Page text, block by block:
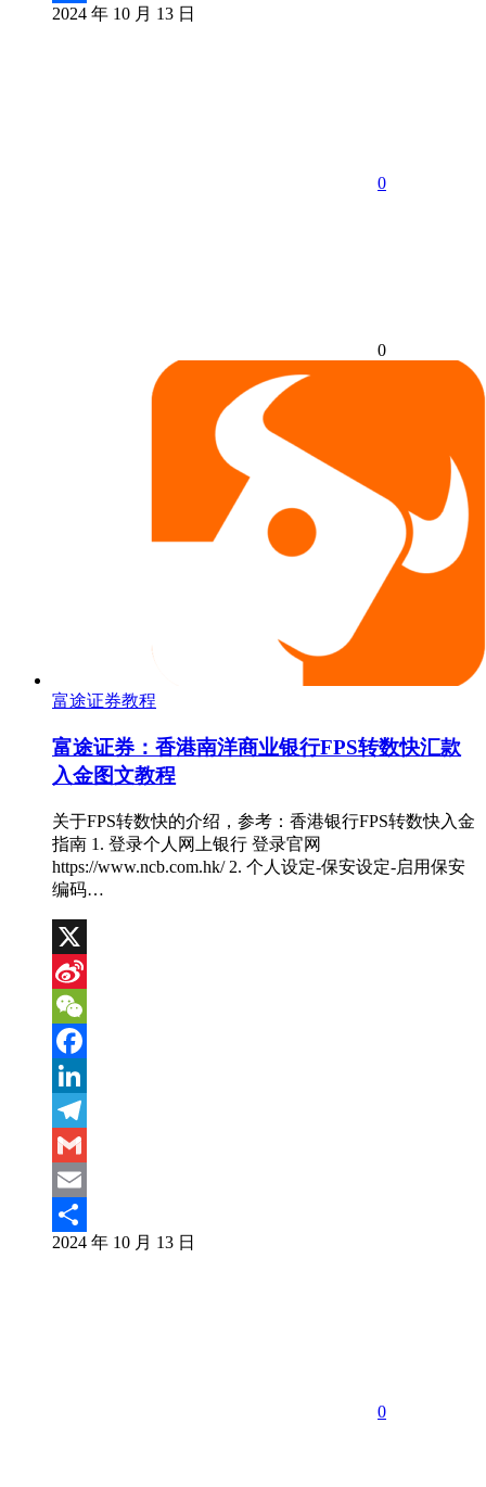
分
2024 年 10 月 13 日
0
0
富途证券教程
富途证券：香港南洋商业银行FPS转数快汇款
入金图文教程
关于FPS转数快的介绍，参考：香港银行FPS转数快入金
指南 1. 登录个人网上银行 登录官网
https://www.ncb.com.hk/ 2. 个人设定-保安设定-启用保安
编码…
X
Sina
Weibo
WeChat
Facebook
LinkedIn
Telegram
Gmail
Email
分
2024 年 10 月 13 日
0